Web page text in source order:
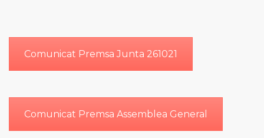
Comunicat Premsa Junta 261021
Comunicat Premsa Assemblea General